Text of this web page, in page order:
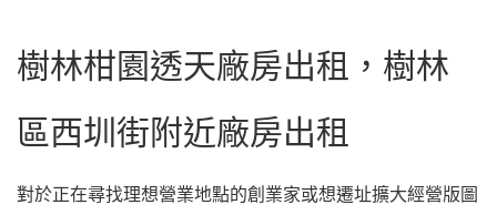
樹林柑園透天廠房出租，樹林
區西圳街附近廠房出租
對於正在尋找理想營業地點的創業家或想遷址擴大經營版圖